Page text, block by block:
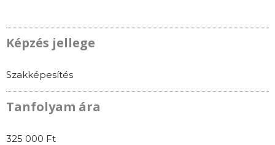
Képzés jellege
Szakképesítés
Tanfolyam ára
325 000 Ft